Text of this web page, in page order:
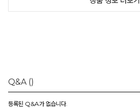
Q&A ()
등록된 Q&A가 없습니다.